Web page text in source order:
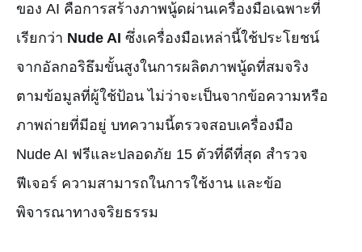
ของ AI คือการสร้างภาพนู้ดผ่านเครื่องมือเฉพาะที่
เรียกว่า Nude AI ซึ่งเครื่องมือเหล่านี้ใช้ประโยชน์
จากอัลกอริธึมขั้นสูงในการผลิตภาพนู้ดที่สมจริง
ตามข้อมูลที่ผู้ใช้ป้อน ไม่ว่าจะเป็นจากข้อความหรือ
ภาพถ่ายที่มีอยู่ บทความนี้ตรวจสอบเครื่องมือ
Nude AI ฟรีและปลอดภัย 15 ตัวที่ดีที่สุด สำรวจ
ฟีเจอร์ ความสามารถในการใช้งาน และข้อ
พิจารณาทางจริยธรรม